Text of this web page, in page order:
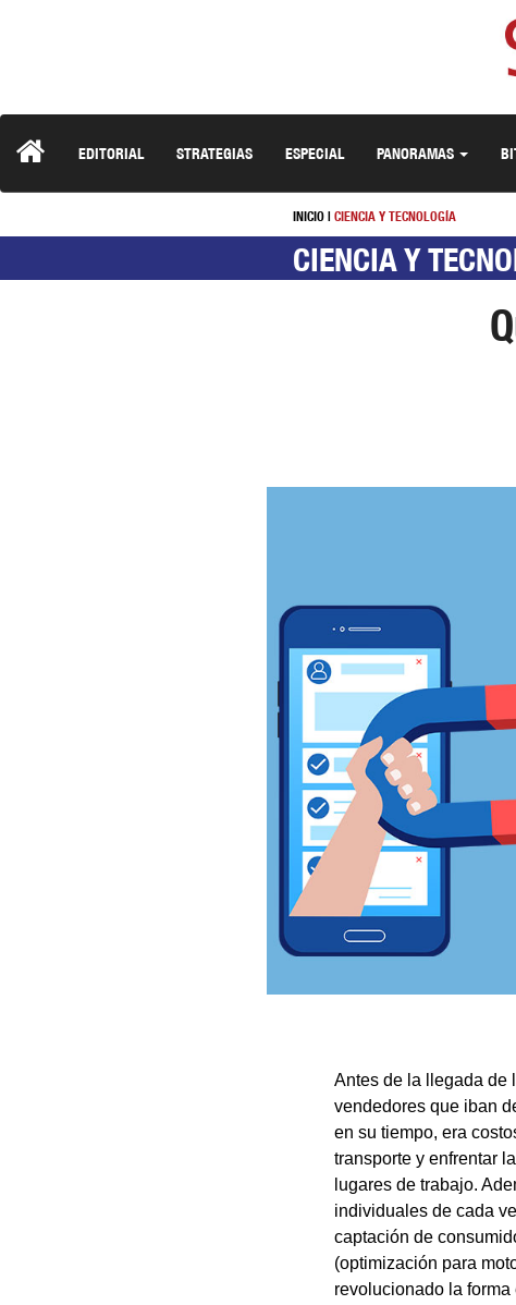
EDITORIAL STRATEGIAS ESPECIAL PANORAMAS
INICIO| CIENCIA Y TECNOLOGÍA
CIENCIA Y
Antes de la llegada de
vendedores que iban
en su tiempo, era
transporte y enfrentar
lugares de trabajo.
individuales de cada
captación de
(optimización para
revolucionado la